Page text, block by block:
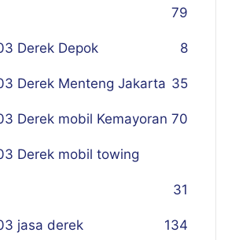
79
Derek Depok 8
Derek Menteng Jakarta 35
Derek mobil Kemayoran 70
Derek mobil towing
31
jasa derek 134